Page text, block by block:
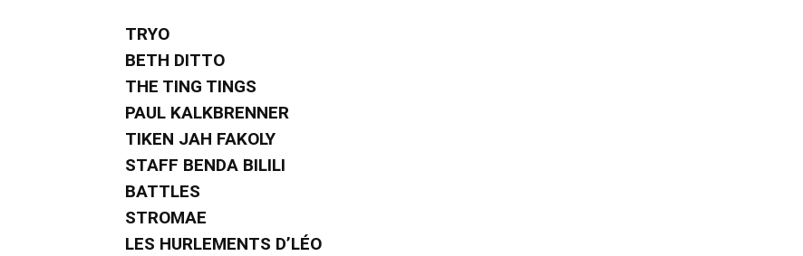
TRYO
BETH DITTO
THE TING TINGS
PAUL KALKBRENNER
TIKEN JAH FAKOLY
STAFF BENDA BILILI
BATTLES
STROMAE
LES HURLEMENTS D’LÉO